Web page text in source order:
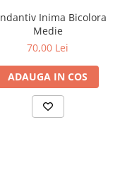
Inima Bicolora
Medie
70,00 Lei
ADAUGA IN COS